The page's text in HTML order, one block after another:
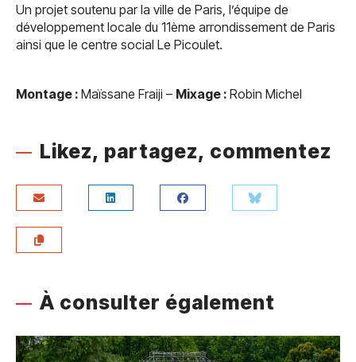
Un projet soutenu par la ville de Paris, l’équipe de
développement locale du 11ème arrondissement de Paris
ainsi que le centre social Le Picoulet.
Montage : Maïssane Fraiji – Mixage : Robin Michel
Likez, partagez, commentez
À consulter également